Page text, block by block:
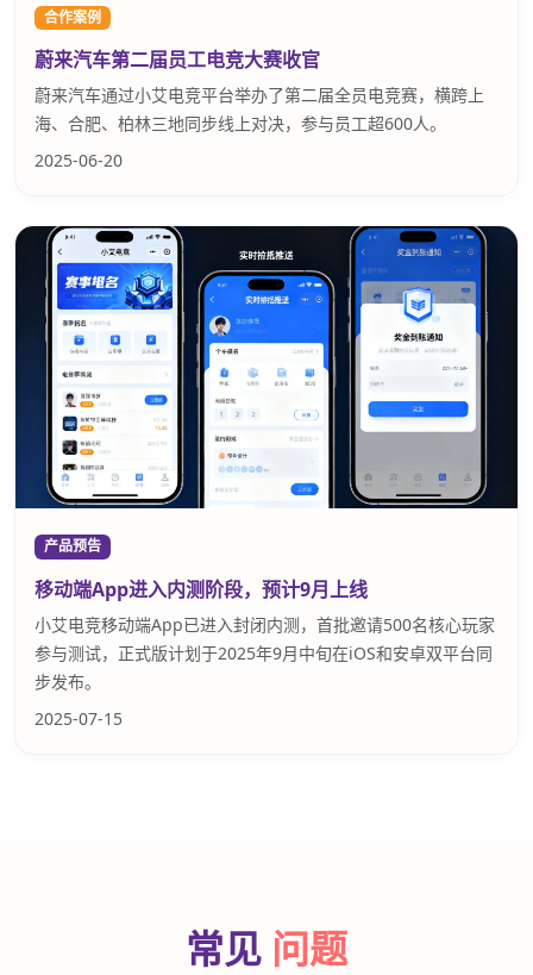
合作案例
蔚来汽车第二届员工电竞大赛收官
蔚来汽车通过小艾电竞平台举办了第二届全员电竞赛，横跨上
海、合肥、柏林三地同步线上对决，参与员工超600人。
2025-06-20
产品预告
移动端App进入内测阶段，预计9月上线
小艾电竞移动端App已进入封闭内测，首批邀请500名核心玩家
参与测试，正式版计划于2025年9月中旬在iOS和安卓双平台同
步发布。
2025-07-15
常见 问题